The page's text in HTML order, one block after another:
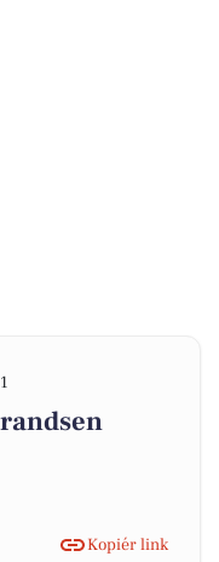
Kopiér link